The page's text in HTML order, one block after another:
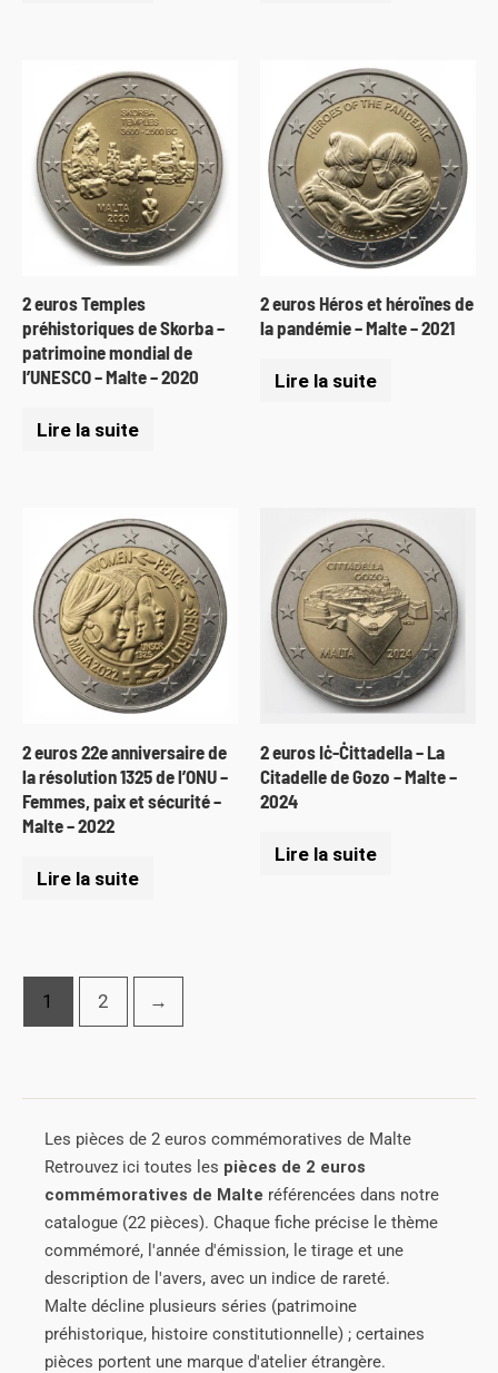
2 euros Temples
préhistoriques de Skorba –
patrimoine mondial de
l’UNESCO – Malte – 2020
Lire la suite
2 euros Héros et héroïnes de
la pandémie – Malte – 2021
Lire la suite
2 euros 22e anniversaire de
la résolution 1325 de l’ONU –
Femmes, paix et sécurité –
Malte – 2022
Lire la suite
2 euros Iċ-Ċittadella – La
Citadelle de Gozo – Malte –
2024
Lire la suite
1 2 →
Les pièces de 2 euros commémoratives de Malte
Retrouvez ici toutes les pièces de 2 euros
commémoratives de Malte référencées dans notre
catalogue (22 pièces). Chaque fiche précise le thème
commémoré, l'année d'émission, le tirage et une
description de l'avers, avec un indice de rareté.
Malte décline plusieurs séries (patrimoine
préhistorique, histoire constitutionnelle) ; certaines
pièces portent une marque d'atelier étrangère.